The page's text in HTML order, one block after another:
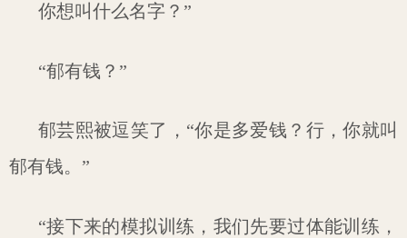
你想叫什么名字？”
“郁有钱？”
郁芸熙被逗笑了，“你是多爱钱？行，你就叫
郁有钱。”
“接下来的模拟训练，我们先要过体能训练，